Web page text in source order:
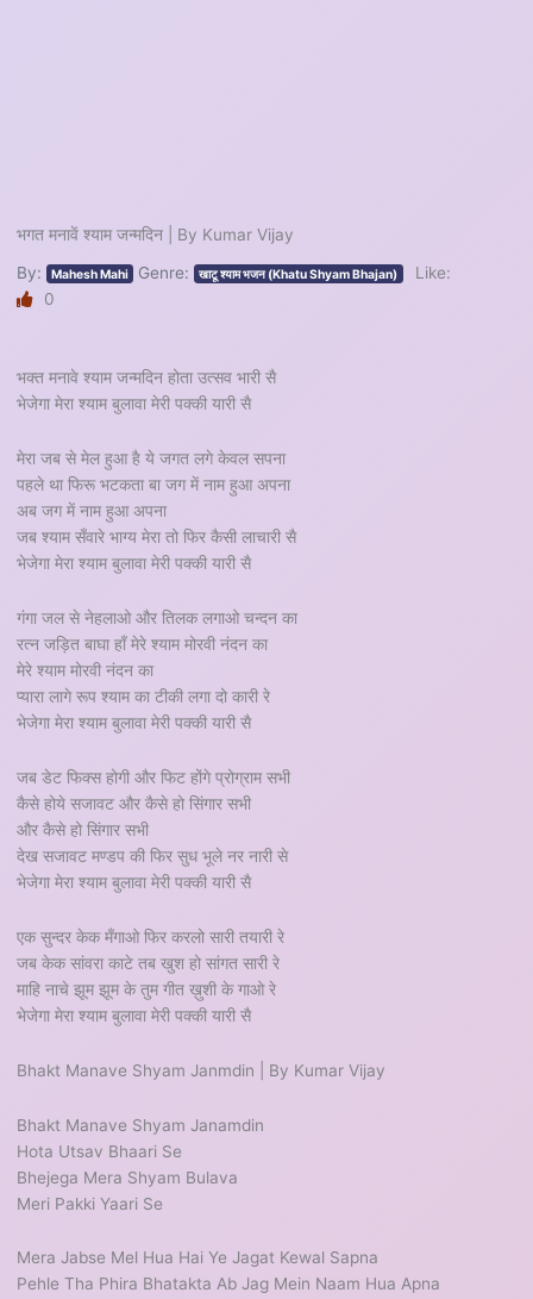
भगत मनावें श्याम जन्मदिन | By Kumar Vijay
By: Mahesh Mahi Genre: खाटू श्याम भजन (Khatu Shyam Bhajan)
Like:
0
भक्त मनावे श्याम जन्मदिन होता उत्सव भारी सै
भेजेगा मेरा श्याम बुलावा मेरी पक्की यारी सै
मेरा जब से मेल हुआ है ये जगत लगे केवल सपना
पहले था फिरू भटकता बा जग में नाम हुआ अपना
अब जग में नाम हुआ अपना
जब श्याम सँवारे भाग्य मेरा तो फिर कैसी लाचारी सै
भेजेगा मेरा श्याम बुलावा मेरी पक्की यारी सै
गंगा जल से नेहलाओ और तिलक लगाओ चन्दन का
रत्न जड़ित बाघा हाँ मेरे श्याम मोरवी नंदन का
मेरे श्याम मोरवी नंदन का
प्यारा लागे रूप श्याम का टीकी लगा दो कारी रे
भेजेगा मेरा श्याम बुलावा मेरी पक्की यारी सै
जब डेट फिक्स होगी और फिट होंगे प्रोग्राम सभी
कैसे होये सजावट और कैसे हो सिंगार सभी
और कैसे हो सिंगार सभी
देख सजावट मण्डप की फिर सुध भूले नर नारी से
भेजेगा मेरा श्याम बुलावा मेरी पक्की यारी सै
एक सुन्दर केक मँगाओ फिर करलो सारी तयारी रे
जब केक सांवरा काटे तब खुश हो सांगत सारी रे
माहि नाचे झूम झूम के तुम गीत ख़ुशी के गाओ रे
भेजेगा मेरा श्याम बुलावा मेरी पक्की यारी सै
Bhakt Manave Shyam Janmdin | By Kumar Vijay
Bhakt Manave Shyam Janamdin
Hota Utsav Bhaari Se
Bhejega Mera Shyam Bulava
Meri Pakki Yaari Se
Mera Jabse Mel Hua Hai Ye Jagat Kewal Sapna
Pehle Tha Phira Bhatakta Ab Jag Mein Naam Hua Apna